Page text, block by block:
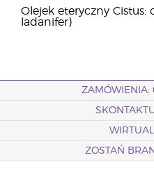
Olejek eteryczny Cistus:
ladanifer)
ZOSTAŃ